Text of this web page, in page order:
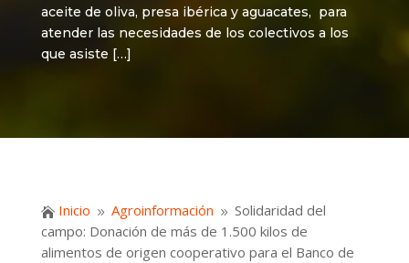
aceite de oliva, presa ibérica y aguacates, para
atender las necesidades de los colectivos a los
que asiste […]
 Inicio 9 Agroinformación 9 Solidaridad del
campo: Donación de más de 1.500 kilos de
alimentos de origen cooperativo para el Banco de